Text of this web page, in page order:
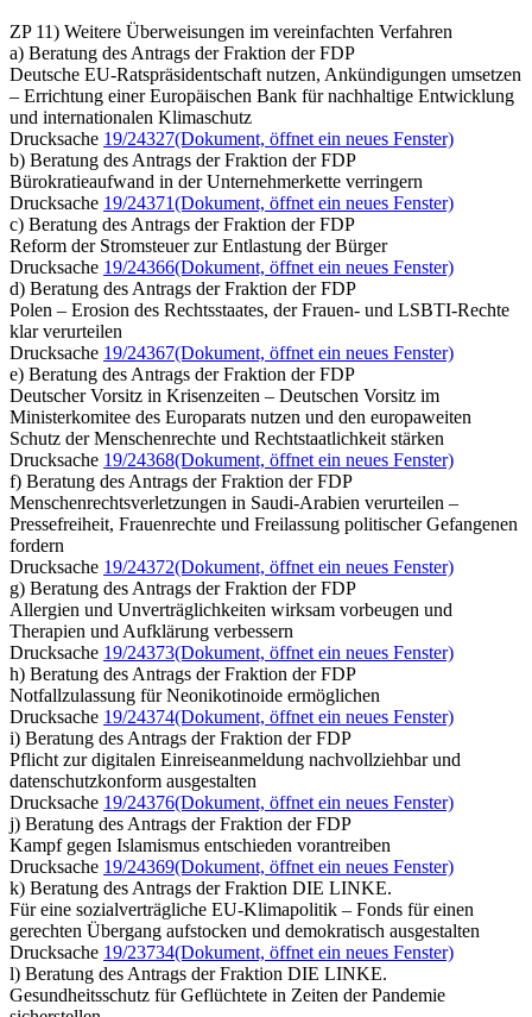
ZP 11) Weitere Überweisungen im vereinfachten Verfahren
a) Beratung des Antrags der Fraktion der FDP
Deutsche EU-Ratspräsidentschaft nutzen, Ankündigungen umsetzen
– Errichtung einer Europäischen Bank für nachhaltige Entwicklung
und internationalen Klimaschutz
Drucksache 19/24327(Dokument, öffnet ein neues Fenster)
b) Beratung des Antrags der Fraktion der FDP
Bürokratieaufwand in der Unternehmerkette verringern
Drucksache 19/24371(Dokument, öffnet ein neues Fenster)
c) Beratung des Antrags der Fraktion der FDP
Reform der Stromsteuer zur Entlastung der Bürger
Drucksache 19/24366(Dokument, öffnet ein neues Fenster)
d) Beratung des Antrags der Fraktion der FDP
Polen – Erosion des Rechtsstaates, der Frauen- und LSBTI-Rechte
klar verurteilen
Drucksache 19/24367(Dokument, öffnet ein neues Fenster)
e) Beratung des Antrags der Fraktion der FDP
Deutscher Vorsitz in Krisenzeiten – Deutschen Vorsitz im
Ministerkomitee des Europarats nutzen und den europaweiten
Schutz der Menschenrechte und Rechtstaatlichkeit stärken
Drucksache 19/24368(Dokument, öffnet ein neues Fenster)
f) Beratung des Antrags der Fraktion der FDP
Menschenrechtsverletzungen in Saudi-Arabien verurteilen –
Pressefreiheit, Frauenrechte und Freilassung politischer Gefangenen
fordern
Drucksache 19/24372(Dokument, öffnet ein neues Fenster)
g) Beratung des Antrags der Fraktion der FDP
Allergien und Unverträglichkeiten wirksam vorbeugen und
Therapien und Aufklärung verbessern
Drucksache 19/24373(Dokument, öffnet ein neues Fenster)
h) Beratung des Antrags der Fraktion der FDP
Notfallzulassung für Neonikotinoide ermöglichen
Drucksache 19/24374(Dokument, öffnet ein neues Fenster)
i) Beratung des Antrags der Fraktion der FDP
Pflicht zur digitalen Einreiseanmeldung nachvollziehbar und
datenschutzkonform ausgestalten
Drucksache 19/24376(Dokument, öffnet ein neues Fenster)
j) Beratung des Antrags der Fraktion der FDP
Kampf gegen Islamismus entschieden vorantreiben
Drucksache 19/24369(Dokument, öffnet ein neues Fenster)
k) Beratung des Antrags der Fraktion DIE LINKE.
Für eine sozialverträgliche EU-Klimapolitik – Fonds für einen
gerechten Übergang aufstocken und demokratisch ausgestalten
Drucksache 19/23734(Dokument, öffnet ein neues Fenster)
l) Beratung des Antrags der Fraktion DIE LINKE.
Gesundheitsschutz für Geflüchtete in Zeiten der Pandemie